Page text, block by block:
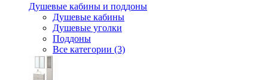
Душевые кабины и поддоны
Душевые кабины
Душевые уголки
Поддоны
Все категории (3)